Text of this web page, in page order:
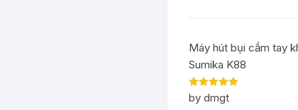
Máy hút bụi cầm tay
Sumika K88
Rated5out
of 5
by dmgt